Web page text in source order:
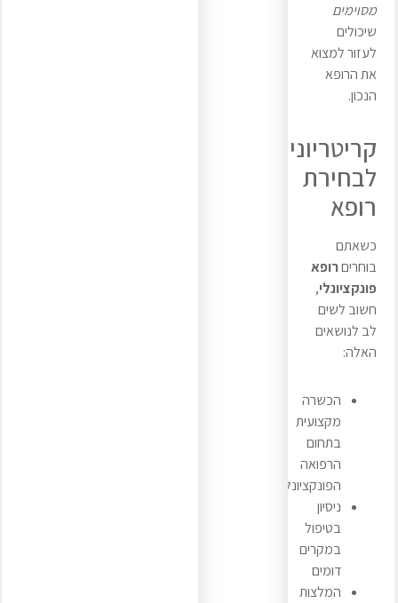
מסוימים
שיכולים
לעזור למצוא
את הרופא
הנכון.
קריטריונים
לבחירת
רופא
כשאתם
בוחריםרופא
פונקציונלי,
חשוב לשים
לב לנושאים
האלה:
הכשרה
מקצועית
בתחום
הרפואה
הפונקציונלית
ניסיון
בטיפול
במקרים
דומים
המלצות